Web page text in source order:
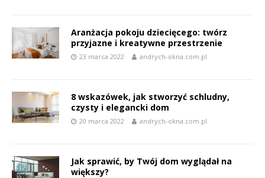
Aranżacja pokoju dziecięcego: twórz
przyjazne i kreatywne przestrzenie
23 marca 2022 andrych-okna.com.pl
8 wskazówek, jak stworzyć schludny,
czysty i elegancki dom
20 marca 2022 andrych-okna.com.pl
Jak sprawić, by Twój dom wyglądał na
większy?